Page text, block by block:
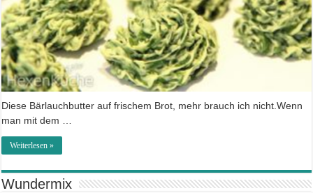
Diese Bärlauchbutter auf frischem Brot, mehr brauch ich nicht.Wenn
man mit dem …
Weiterlesen »
Wundermix